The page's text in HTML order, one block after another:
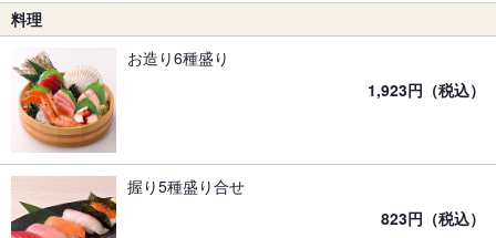
料理
お造り6種盛り
1,923円（税込）
握り5種盛り合せ
823円（税込）